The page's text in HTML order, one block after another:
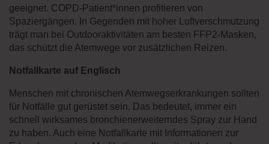
geeignet. COPD-Patient*innen profitieren von
Spaziergängen. In Gegenden mit hoher Luftverschmutzung
trägt man bei Outdooraktivitäten am besten FFP2-Masken,
das schützt die Atemwege vor zusätzlichen Reizen.
Notfallkarte auf Englisch
Menschen mit chronischen Atemwegserkrankungen sollten
für Notfälle gut gerüstet sein. Das bedeutet, immer ein
schnell wirksames bronchienerweiterndes Spray zur Hand
zu haben. Auch eine Notfallkarte mit Informationen zur